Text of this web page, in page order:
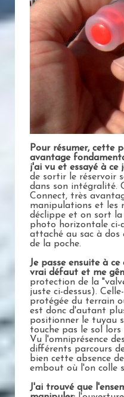
Pour résumer, cette
avantage
j'ai vu et essayé à ce
de sortir le réservoir
dans son intégralité.
Connect, très
manipulations et les
déclippe et on sort
photo horizontale ci-
attaché au sac à
de la poche.
Je passe ensuite à
vrai défaut et me
protection de la
juste ci-dessus).
protégée du terrain
est donc d'autant
positionner le tuyau
touche pas le sol lors
Vu l'omniprésence
différents parcours
bien cette absence
embout où l'on colle
J'ai trouvé que